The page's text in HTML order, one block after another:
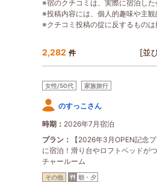
※宿のクチコミは、実際に宿泊し
※投稿内容には、個人的趣味や主観
※クチコミ投稿の掟に反するものは
2,282 件 [並
女性/50代 家族旅行
のすっこさん
時期
2026年7月宿泊
プラン
【2026年3月OPEN記念
に宿泊！滑り台やロフトベッドが
チャールーム
その他 朝・夕